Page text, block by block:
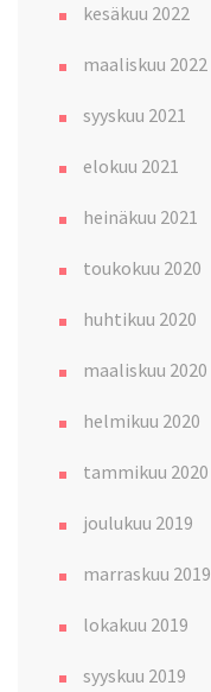
kesäkuu 2022
maaliskuu 2022
syyskuu 2021
elokuu 2021
heinäkuu 2021
toukokuu 2020
huhtikuu 2020
maaliskuu 2020
helmikuu 2020
tammikuu 2020
joulukuu 2019
marraskuu 2019
lokakuu 2019
syyskuu 2019